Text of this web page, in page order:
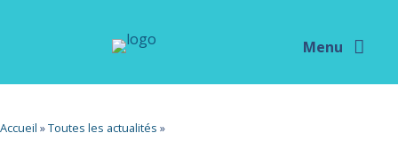
Menu
Accueil »Toutes les actualités »